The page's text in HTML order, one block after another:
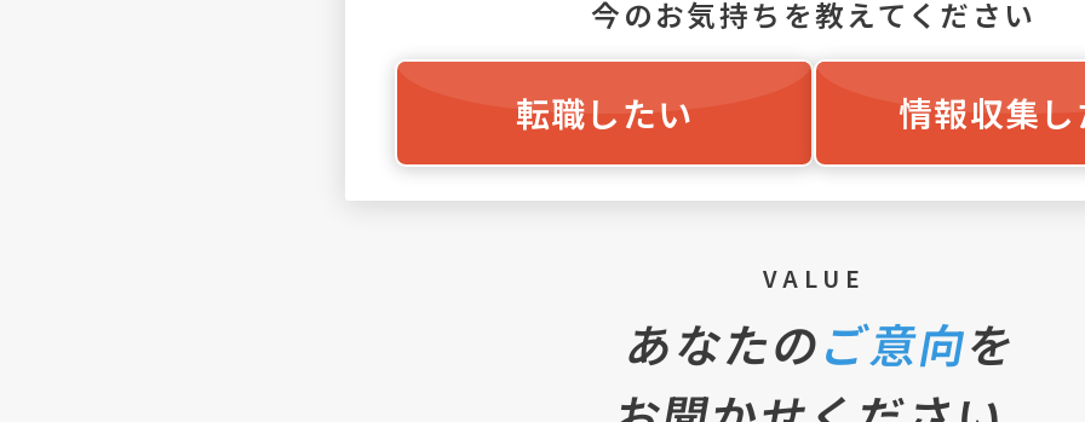
今のお気持ちを教えてください
転職したい 情報収集
VALUE
あなたのご意向を